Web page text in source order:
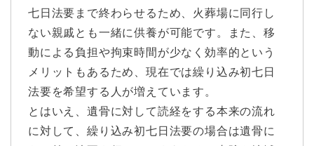
七日法要まで終わらせるため、火葬場に同行し
ない親戚とも一緒に供養が可能です。また、移
動による負担や拘束時間が少なく効率的という
メリットもあるため、現在では繰り込み初七日
法要を希望する人が増えています。
とはいえ、遺骨に対して読経をする本来の流れ
に対して、繰り込み初七日法要の場合は遺骨に